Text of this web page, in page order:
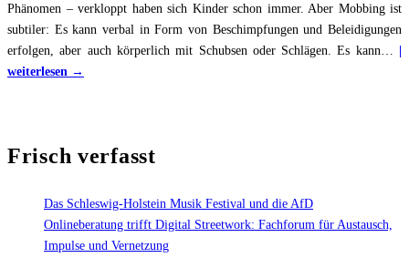
Phänomen – verkloppt haben sich Kinder schon immer. Aber Mobbing ist
subtiler: Es kann verbal in Form von Beschimpfungen und Beleidigungen
erfolgen, aber auch körperlich mit Schubsen oder Schlägen. Es kann…
weiterlesen →
Frisch verfasst
Das Schleswig-Holstein Musik Festival und die AfD
Onlineberatung trifft Digital Streetwork: Fachforum für Austausch,
Impulse und Vernetzung